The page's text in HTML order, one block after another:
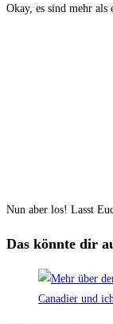
Okay, es sind mehr als
Nun aber los! Lasst
Das könnte dir